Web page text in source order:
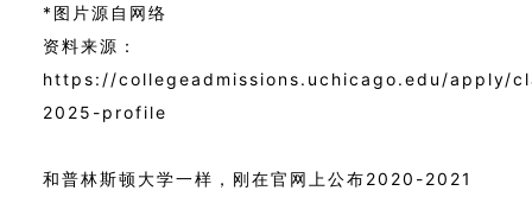
*图片源自网络
资料来源：
https://collegeadmissions.uchicago.edu/apply/
2025-profile
和普林斯顿大学一样，刚在官网上公布2020-2021